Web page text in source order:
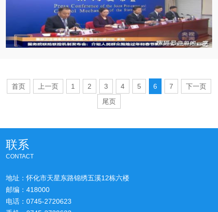
首页 上一页 1 2 3 4 5 6 7
下一页
尾页
联系
CONTACT
地址：怀化市天星东路锦绣五溪12栋六楼
邮编：418000
电话：0745-2720623